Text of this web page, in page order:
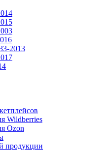
2013
Wildberries
Ozon
продукции